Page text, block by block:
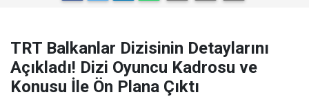
TRT Balkanlar Dizisinin Detaylarını
Açıkladı! Dizi Oyuncu Kadrosu ve
Konusu İle Ön Plana Çıktı